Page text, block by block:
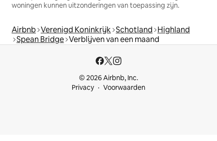
woningen kunnen uitzonderingen van toepassing zijn.
Airbnb Verenigd Koninkrijk Schotland Highland
Spean Bridge Verblijven van een maand
© 2026 Airbnb, Inc.
Privacy
Voorwaarden